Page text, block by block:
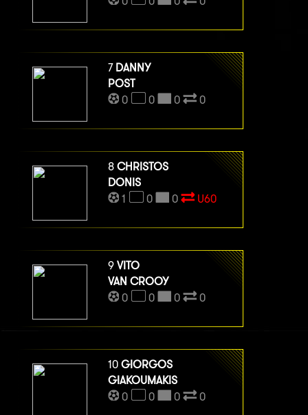
7 DANNY
POST
0
0 0 0
8 CHRISTOS
DONIS
1
0 0 U60
9 VITO
VAN CROOY
0
0 0 0
10 GIORGOS
GIAKOUMAKIS
0
0 0 0